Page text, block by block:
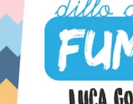
Portfolio
Blog
Contatti
Latest